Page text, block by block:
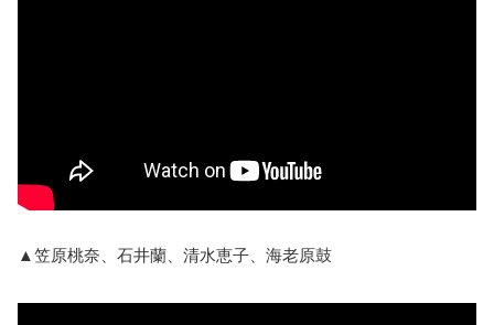
▲笠原桃奈、石井蘭、清水恵子、海老原鼓